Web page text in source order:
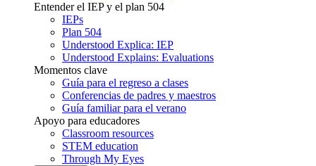
Entender el IEP y el plan 504
IEPs
Plan 504
Understood Explica: IEP
Understood Explains: Evaluations
Momentos clave
Guía para el regreso a clases
Conferencias de padres y maestros
Guía familiar para el verano
Apoyo para educadores
Classroom resources
STEM education
Through My Eyes